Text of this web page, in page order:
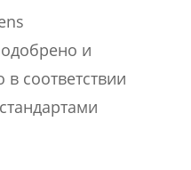
и
соответствии